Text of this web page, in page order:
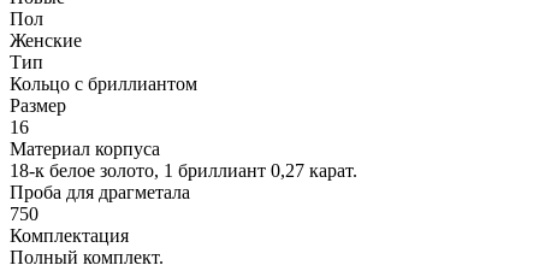
Пол
Женские
Тип
Кольцо с бриллиантом
Размер
16
Материал корпуса
18-к белое золото, 1 бриллиант 0,27 карат.
Проба для драгметала
750
Комплектация
Полный комплект.